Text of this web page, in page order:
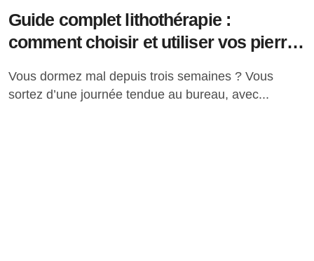
Guide complet lithothérapie :
comment choisir et utiliser vos pierres
Vous dormez mal depuis trois semaines ? Vous
sortez d’une journée tendue au bureau, avec...